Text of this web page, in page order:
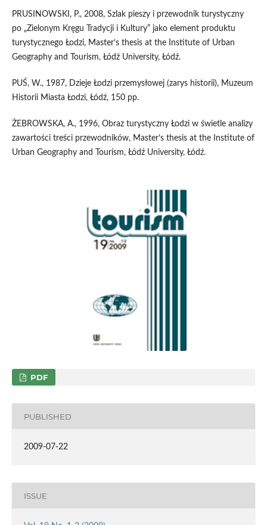
PRUSINOWSKI, P., 2008, Szlak pieszy i przewodnik turystyczny
po „Zielonym Kręgu Tradycji i Kultury” jako element produktu
turystycznego Łodzi, Master’s thesis at the Institute of Urban
Geography and Tourism, Łódź University, Łódź.
PUŚ, W., 1987, Dzieje Łodzi przemysłowej (zarys historii), Muzeum
Historii Miasta Łodzi, Łódź, 150 pp.
ŻEBROWSKA, A., 1996, Obraz turystyczny Łodzi w świetle analizy
zawartości treści przewodników, Master’s thesis at the Institute of
Urban Geography and Tourism, Łódź University, Łódź.
PDF
PUBLISHED
2009-07-22
ISSUE